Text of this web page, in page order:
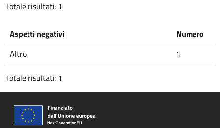
Totale risultati: 1
Aspetti negativi
Numero
Altro
1
Totale risultati: 1